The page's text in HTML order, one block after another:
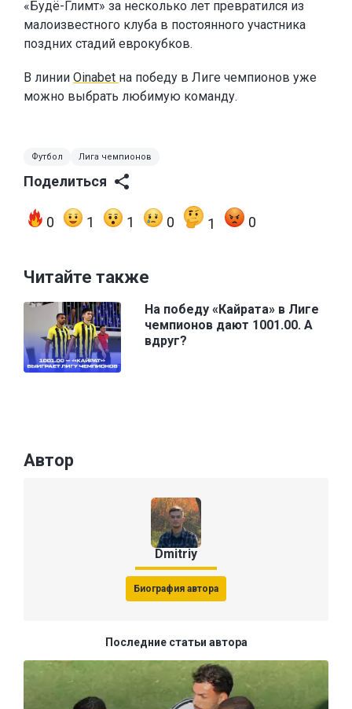
«Будё-Глимт» за несколько лет превратился из
малоизвестного клуба в постоянного участника
поздних стадий еврокубков.
В линии Oinabet на победу в Лиге чемпионов уже
можно выбрать любимую команду.
Футбол Лига чемпионов
Поделиться
0 1 1 0 1 0
Читайте также
На победу «Кайрата» в Лиге
чемпионов дают 1001.00. А
вдруг?
Автор
Dmitriy
Биография автора
Последние статьи автора